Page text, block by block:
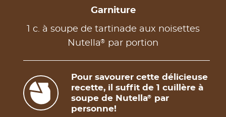
Garniture
1 c. à soupe de tartinade aux noisettes
Nutella® par portion
Pour savourer cette délicieuse
recette, il suffit de 1 cuillère à
soupe de Nutella®
par
personne!